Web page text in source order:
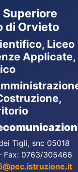
di Orvieto
Liceo
Applicate,
Tigli, snc 05018
Fax: 0763/305466